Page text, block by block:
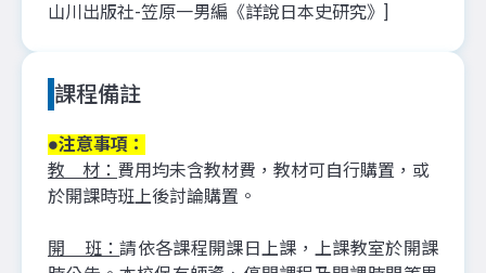
山川出版社-笠原一男編《詳說日本史研究》]
課程備註
●注意事項：
教 材： 費用均未含教材費，教材可自行購置，或
於開課時班上後討論購置。
開 班：請依各課程開課日上課，上課教室於開課